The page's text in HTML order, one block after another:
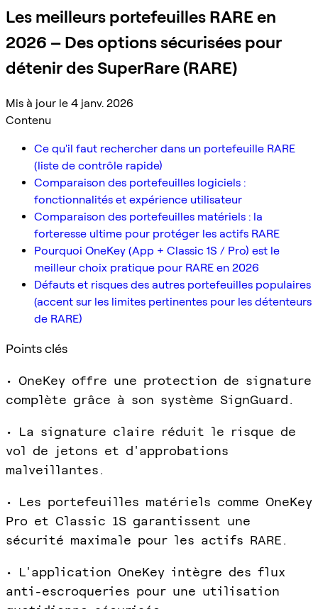
Les meilleurs portefeuilles RARE en
2026 – Des options sécurisées pour
détenir des SuperRare (RARE)
Mis à jour le 4 janv. 2026
Contenu
Ce qu'il faut rechercher dans un portefeuille RARE
(liste de contrôle rapide)
Comparaison des portefeuilles logiciels :
fonctionnalités et expérience utilisateur
Comparaison des portefeuilles matériels : la
forteresse ultime pour protéger les actifs RARE
Pourquoi OneKey (App + Classic 1S / Pro) est le
meilleur choix pratique pour RARE en 2026
Défauts et risques des autres portefeuilles populaires
(accent sur les limites pertinentes pour les détenteurs
de RARE)
Points clés
• OneKey offre une protection de signature
complète grâce à son système SignGuard.
• La signature claire réduit le risque de
vol de jetons et d'approbations
malveillantes.
• Les portefeuilles matériels comme OneKey
Pro et Classic 1S garantissent une
sécurité maximale pour les actifs RARE.
• L'application OneKey intègre des flux
anti-escroqueries pour une utilisation